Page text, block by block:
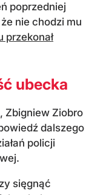
poprzedniej
nie chodzi mu
przekonał
ubecka
Zbigniew Ziobro
dalszego
policji
sięgnąć